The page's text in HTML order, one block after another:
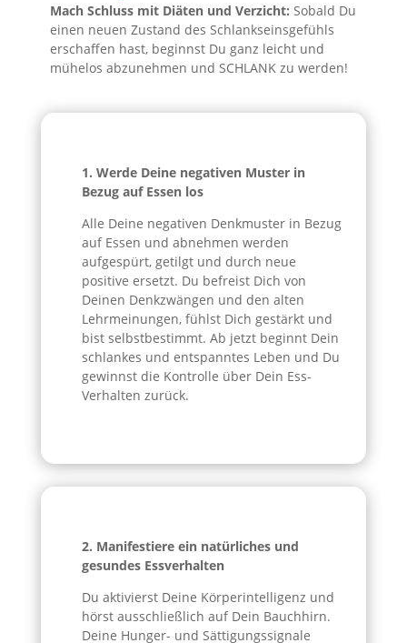
Mach Schluss mit Diäten und Verzicht: Sobald Du
einen neuen Zustand des Schlankseinsgefühls
erschaffen hast, beginnst Du ganz leicht und
mühelos abzunehmen und SCHLANK zu werden!
1. Werde Deine negativen Muster in
Bezug auf Essen los
Alle Deine negativen Denkmuster in Bezug
auf Essen und abnehmen werden
aufgespürt, getilgt und durch neue
positive ersetzt. Du befreist Dich von
Deinen Denkzwängen und den alten
Lehrmeinungen, fühlst Dich gestärkt und
bist selbstbestimmt. Ab jetzt beginnt Dein
schlankes und entspanntes Leben und Du
gewinnst die Kontrolle über Dein Ess-
Verhalten zurück.
2. Manifestiere ein natürliches und
gesundes Essverhalten
Du aktivierst Deine Körperintelligenz und
hörst ausschließlich auf Dein Bauchhirn.
Deine Hunger- und Sättigungssignale